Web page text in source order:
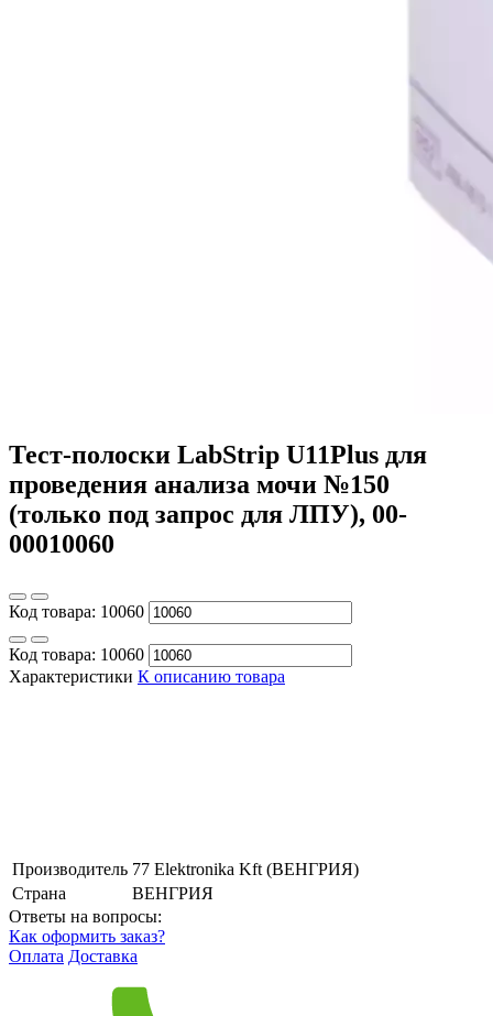
Тест-полоски LabStrip U11Plus для
проведения анализа мочи №150
(только под запрос для ЛПУ), 00-
00010060
Код товара: 10060
Код товара: 10060
Характеристики К описанию товара
Производитель 77 Elektronika Kft (ВЕНГРИЯ)
Страна
ВЕНГРИЯ
Ответы на вопросы:
Как оформить заказ?
Оплата Доставка